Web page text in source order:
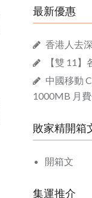
最新優惠
香港人去
【雙 11
中國移動
1000MB 月費
敗家精開箱
開箱文
集運推介